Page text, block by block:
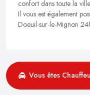
confort dans toute la
Il vous est également
Doeuil-sur-le-Mignon
Vous êtes